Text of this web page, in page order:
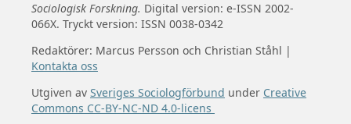
Sociologisk Forskning. Digital version: e-ISSN 2002-
066X. Tryckt version: ISSN 0038-0342
Redaktörer: Marcus Persson och Christian Ståhl |
Kontakta oss
Utgiven av Sveriges Sociologförbund under Creative
Commons CC-BY-NC-ND 4.0-licens